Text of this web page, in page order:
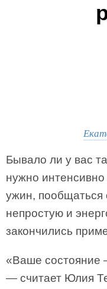
Бывало ли у вас
нужно интенсивно
ужин, пообщаться
непростую и
закончились
«Ваше состояние
— считает Юлия